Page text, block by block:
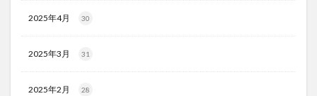
2025年4月 30
2025年3月 31
2025年2月 28